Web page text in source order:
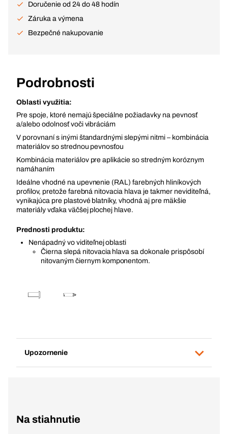
Doručenie od 24 do 48 hodín
Záruka a výmena
Bezpečné nakupovanie
Podrobnosti
Oblasti využitia:
Pre spoje, ktoré nemajú špeciálne požiadavky na pevnosť
a/alebo odolnosť voči vibráciám
V porovnaní s inými štandardnými slepými nitmi – kombinácia
materiálov so strednou pevnosťou
Kombinácia materiálov pre aplikácie so stredným koróznym
namáhaním
Ideálne vhodné na upevnenie (RAL) farebných hliníkových
profilov, pretože farebná nitovacia hlava je takmer neviditeľná,
vynikajúca pre plastové blatníky, vhodná aj pre mäkšie
materiály vďaka väčšej plochej hlave.
Prednosti produktu:
Nenápadný vo viditeľnej oblasti
Čierna slepá nitovacia hlava sa dokonale prispôsobí
nitovaným čiernym komponentom.
Upozornenie
Na stiahnutie